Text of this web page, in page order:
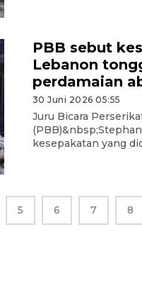
PBB sebut
Lebanon
perdamaian
30 Juni 2026 05:55
Juru Bicara
kesepakatan yang
5 6 7 8